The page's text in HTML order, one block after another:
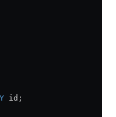
id;